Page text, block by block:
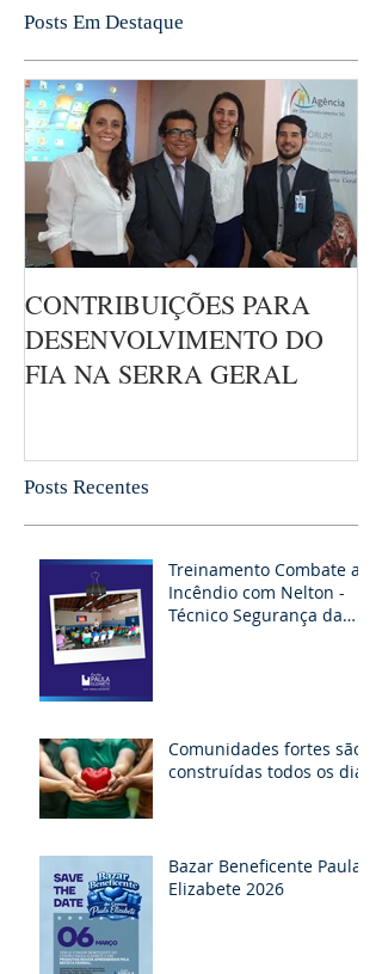
Posts Em Destaque
CONTRIBUIÇÕES PARA
DESENVOLVIMENTO DO
FIA NA SERRA GERAL
Posts Recentes
Treinamento Combate ao
Incêndio com Nelton -
Técnico Segurança da
Comunidades fortes são
construídas todos os dias
Bazar Beneficente Paula
Elizabete 2026